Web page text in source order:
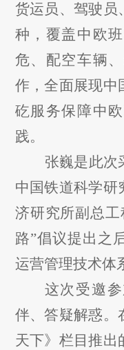
货运员、驾驶员
种，覆盖中欧
危、配空车辆
作，全面展现中
矻服务保障中
践。
张巍是此次
中国铁道科学研
济研究所副总工
路”倡议提出之
运营管理技术体
这次受邀
伴、答疑解惑。
天下》栏目推出